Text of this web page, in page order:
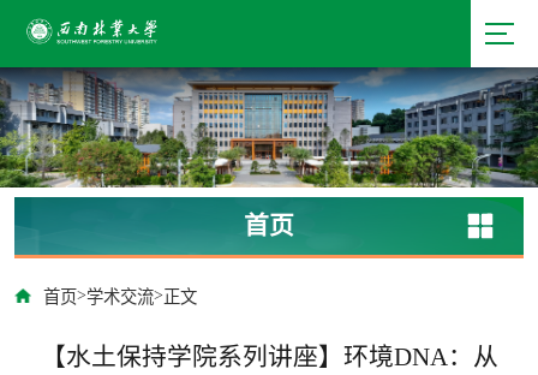
首页
首页>学术交流>正文
【水土保持学院系列讲座】环境DNA：从